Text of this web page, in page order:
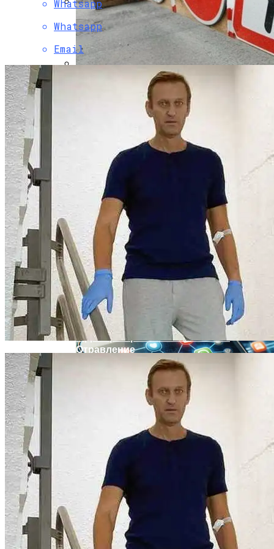
Растущая Концентрация Власти В
Руках Си Цзиньпина: Мир Не Обмануть
Военные Рельсы Спасут Британскую
Экономику?
Коронавирус В США Оказался
Смертоноснее «испанки» 1918 Года
Извержение Вулкана На Юге Исландии:
Чрезвычайное Положение И Эвакуация
Индия Не Будет Спрашивать
Разрешения На Запуск Моделей ИИ
В Киеве Ограничили Движение На
Проспекте Палладина
В Днепре Произошло Массовое
Отравление
Киевлянам Рассказали О Самых
Интересных Событиях Выходных
Whatsapp
Whatsapp
Email